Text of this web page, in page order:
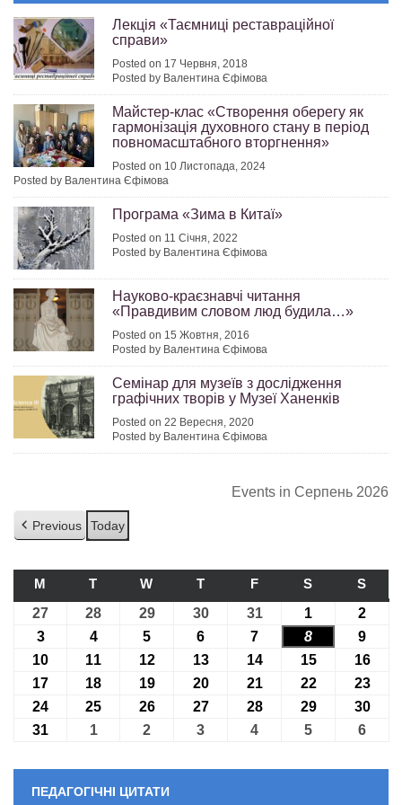
Лекція «Таємниці реставраційної
справи»
Posted on 17 Червня, 2018
Posted by Валентина Єфімова
Майстер-клас «Створення оберегу як
гармонізація духовного стану в період
повномасштабного вторгнення»
Posted on 10 Листопада, 2024
Posted by Валентина Єфімова
Програма «Зима в Китаї»
Posted on 11 Січня, 2022
Posted by Валентина Єфімова
Науково-краєзнавчі читання
«Правдивим словом люд будила…»
Posted on 15 Жовтня, 2016
Posted by Валентина Єфімова
Семінар для музеїв з дослідження
графічних творів у Музеї Ханенків
Posted on 22 Вересня, 2020
Posted by Валентина Єфімова
Events in Серпень 2026
Previous Today
M ПОНЕДІЛОК
T ВІВТОРОК
W СЕРЕДА
TЧЕТВЕР
FП’ЯТНИЦЯ
S СУБОТА
S
27 27.07.2026
28 28.07.2026
2929.07.2026
3030.07.2026
3131.07.2026
1 01.08.2026
2
303.08.2026
404.08.2026
5 05.08.2026
6 06.08.2026
7 07.08.2026
8 08.08.2026
9
10 10.08.2026
11 11.08.2026
1212.08.2026
1313.08.2026
1414.08.2026
1515.08.2026
16
17 17.08.2026
18 18.08.2026
1919.08.2026
2020.08.2026
2121.08.2026
2222.08.2026
23
24 24.08.2026
25 25.08.2026
2626.08.2026
2727.08.2026
2828.08.2026
2929.08.2026
30
31 31.08.2026
101.09.2026
2 02.09.2026
3 03.09.2026
4 04.09.2026
5 05.09.2026
6
ПЕДАГОГІЧНІ ЦИТАТИ